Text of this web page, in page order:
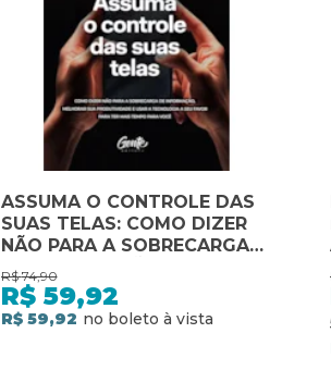
ASSUMA O CONTROLE DAS
SUAS TELAS: COMO DIZER
NÃO PARA A SOBRECARGA
DE INFORMAÇÃO, MELHORAR
A PRODUTIVIDADE E USAR A
TECNOLOGIA A SEU FAVOR
PARA TER MAIS TEMPO PARA
R$ 74,90
R$ 59,92
R$ 59,92